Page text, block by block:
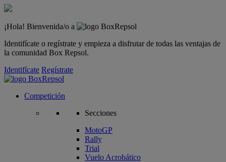
¡Hola! Bienvenida/o a
Identifícate o regístrate y empieza a disfrutar de todas las ventajas de
la comunidad Box Repsol.
Identifícate Regístrate
Competición
Secciones
MotoGP
Rally
Trial
Vuelo Acrobático